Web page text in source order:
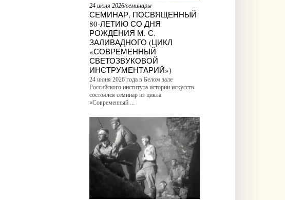
24 июня 2026/семинары
СЕМИНАР, ПОСВЯЩЕННЫЙ
80-ЛЕТИЮ СО ДНЯ
РОЖДЕНИЯ М. С.
ЗАЛИВАДНОГО (ЦИКЛ
«СОВРЕМЕННЫЙ
СВЕТОЗВУКОВОЙ
ИНСТРУМЕНТАРИЙ»)
24 июня 2026 года в Белом зале
Российского института истории искусств
состоялся семинар из цикла
«Современный ...